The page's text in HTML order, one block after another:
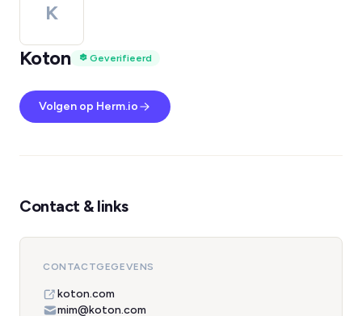
K
Koton
Geverifieerd
Volgen op Herm.io
Contact & links
CONTACTGEGEVENS
koton.com
mim@koton.com